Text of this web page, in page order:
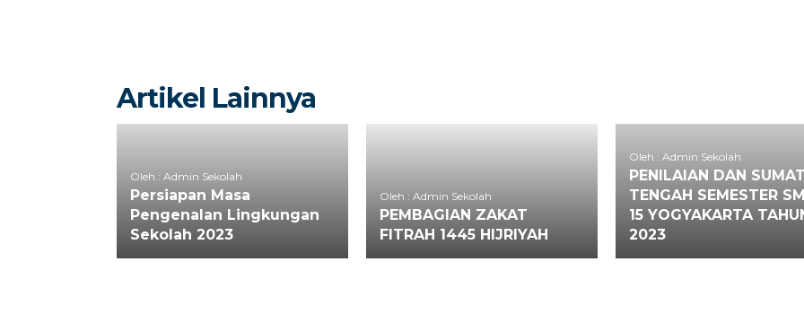
Artikel Lainnya
Oleh : Admin Sekolah
Persiapan Masa
Pengenalan Lingkungan
Sekolah 2023
Oleh : Admin Sekolah
PEMBAGIAN ZAKAT
FITRAH 1445 HIJRIYAH
Oleh : Admin Sekolah
PENILAIAN DAN
TENGAH SEMESTER
15 YOGYAKARTA
2023